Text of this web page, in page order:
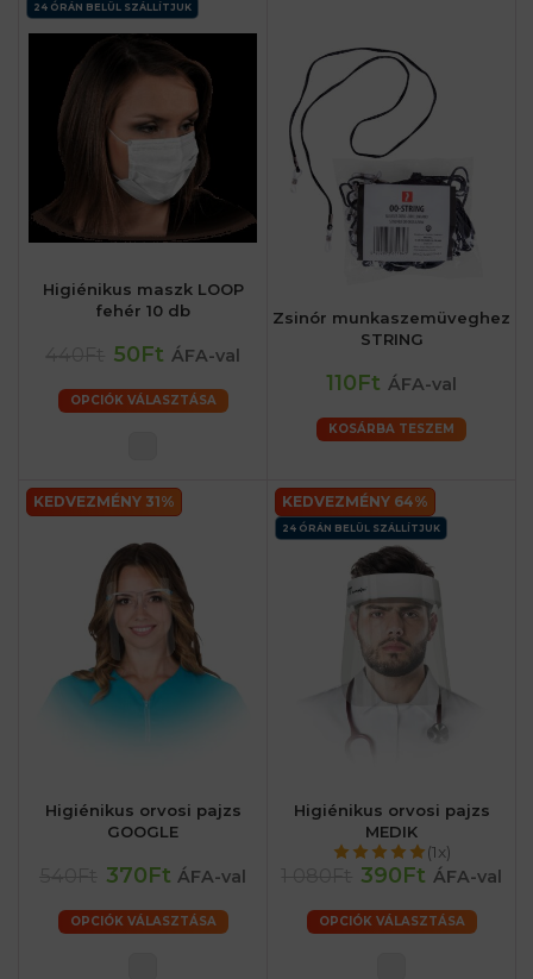
24 ÓRÁN BELÜL SZÁLLÍTJUK
Higiénikus maszk LOOP
fehér 10 db
50Ft ÁFA-val
OPCIÓK VÁLASZTÁSA
Zsinór munkaszemüveghez
STRING
110Ft ÁFA-val
KOSÁRBA TESZEM
KEDVEZMÉNY 31%
Higiénikus orvosi pajzs
GOOGLE
370Ft ÁFA-val
OPCIÓK VÁLASZTÁSA
KEDVEZMÉNY 64%
24 ÓRÁN BELÜL SZÁLLÍTJUK
Higiénikus orvosi pajzs
MEDIK
(1x)
390Ft ÁFA-val
OPCIÓK VÁLASZTÁSA